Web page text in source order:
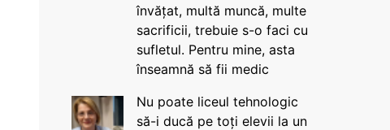
învățat, multă muncă, multe
sacrificii, trebuie s-o faci cu
sufletul. Pentru mine, asta
înseamnă să fii medic
Nu poate liceul tehnologic
să-i ducă pe toți elevii la un